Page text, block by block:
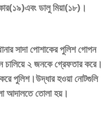
ডালু মিয়া(১৮)।
সাদা পোশাকের পুলিশ গোপন
চালিয়ে ২ জনকে গ্রেফতার করে।
পুলিশ।উদ্ধার হওয়া নোটগুলি
আদালতে তোলা হয়।